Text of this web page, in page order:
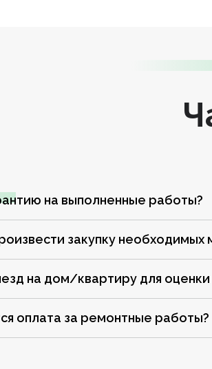
на выполненные работы?
закупку необходимых
на дом/квартиру для
оплата за ремонтные работы?